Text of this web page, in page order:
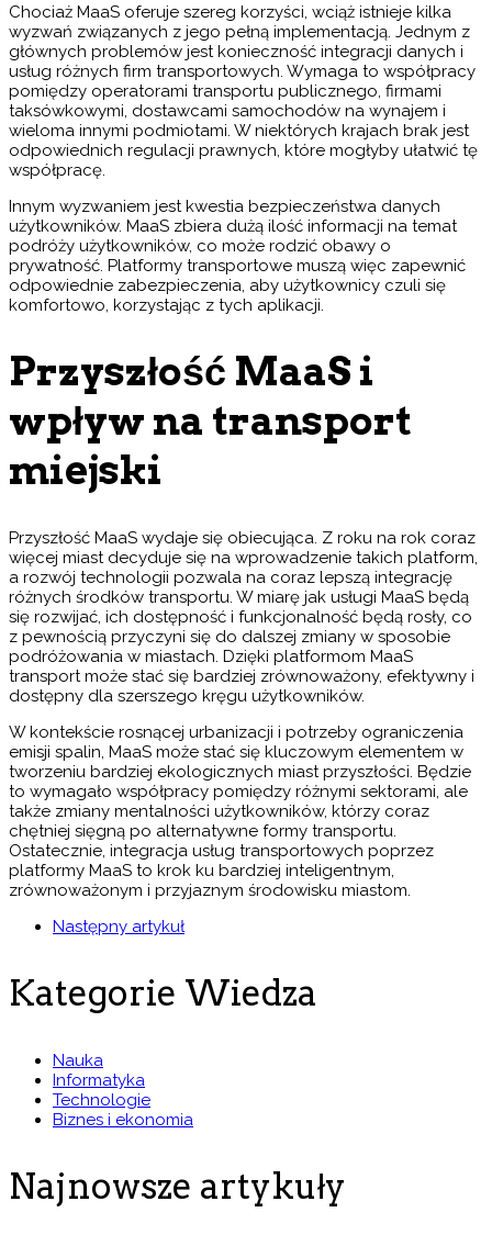
Chociaż MaaS oferuje szereg korzyści, wciąż istnieje kilka
wyzwań związanych z jego pełną implementacją. Jednym z
głównych problemów jest konieczność integracji danych i
usług różnych firm transportowych. Wymaga to współpracy
pomiędzy operatorami transportu publicznego, firmami
taksówkowymi, dostawcami samochodów na wynajem i
wieloma innymi podmiotami. W niektórych krajach brak jest
odpowiednich regulacji prawnych, które mogłyby ułatwić tę
współpracę.
Innym wyzwaniem jest kwestia bezpieczeństwa danych
użytkowników. MaaS zbiera dużą ilość informacji na temat
podróży użytkowników, co może rodzić obawy o
prywatność. Platformy transportowe muszą więc zapewnić
odpowiednie zabezpieczenia, aby użytkownicy czuli się
komfortowo, korzystając z tych aplikacji.
Przyszłość MaaS i
wpływ na transport
miejski
Przyszłość MaaS wydaje się obiecująca. Z roku na rok coraz
więcej miast decyduje się na wprowadzenie takich platform,
a rozwój technologii pozwala na coraz lepszą integrację
różnych środków transportu. W miarę jak usługi MaaS będą
się rozwijać, ich dostępność i funkcjonalność będą rosły, co
z pewnością przyczyni się do dalszej zmiany w sposobie
podróżowania w miastach. Dzięki platformom MaaS
transport może stać się bardziej zrównoważony, efektywny i
dostępny dla szerszego kręgu użytkowników.
W kontekście rosnącej urbanizacji i potrzeby ograniczenia
emisji spalin, MaaS może stać się kluczowym elementem w
tworzeniu bardziej ekologicznych miast przyszłości. Będzie
to wymagało współpracy pomiędzy różnymi sektorami, ale
także zmiany mentalności użytkowników, którzy coraz
chętniej sięgną po alternatywne formy transportu.
Ostatecznie, integracja usług transportowych poprzez
platformy MaaS to krok ku bardziej inteligentnym,
zrównoważonym i przyjaznym środowisku miastom.
Następny artykuł
Kategorie Wiedza
Nauka
Informatyka
Technologie
Biznes i ekonomia
Najnowsze artykuły